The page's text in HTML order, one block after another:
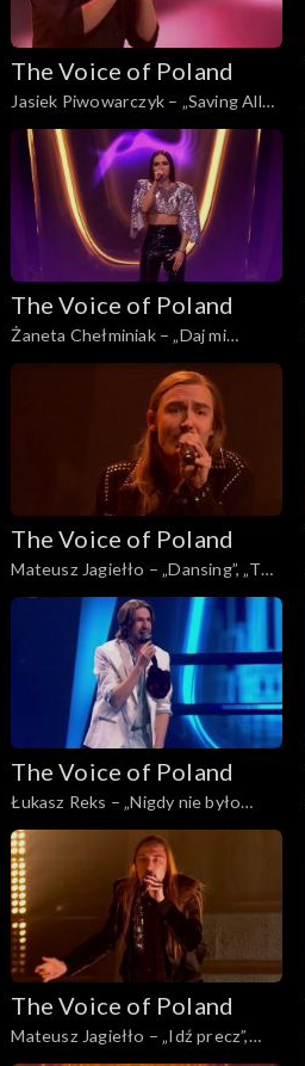
The Voice of Poland
Jasiek Piwowarczyk – „Saving All
My Love for You”, „The Voice of
Poland”, Live 3, 22 listopada 2025
The Voice of Poland
Żaneta Chełminiak – „Daj mi
odejść”, „The Voice of Poland”, Live
3, 22 listopada 2025
The Voice of Poland
Mateusz Jagiełło – „Dansing”, „The
Voice of Poland”, Live 3, 22
listopada 2025
The Voice of Poland
Łukasz Reks – „Nigdy nie było
piękniej”, „The Voice of Poland”,
Live 3, 22 listopada 2025
The Voice of Poland
Mateusz Jagiełło – „Idź precz”,
„The Voice of Poland”, Live 2, 15